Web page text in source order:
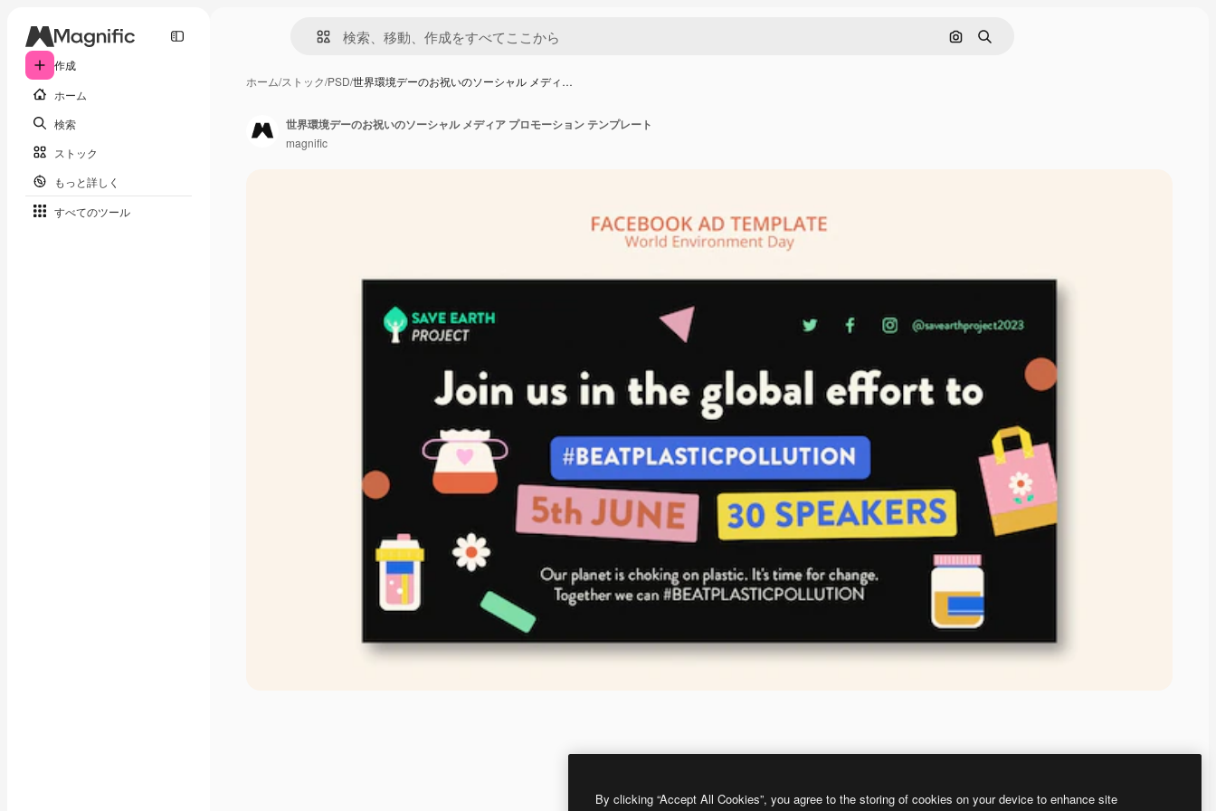
作成
ホーム
検索
ストック
もっと詳しく
すべてのツール
画像で検索
検索
ホーム/ストック/PSD/世界環境デーのお祝いのソーシャル メディ…
世界環境デーのお祝いのソーシャル メディア プロモーション テンプレート
magnific
By clicking “Accept All Cookies”, you agree to the storing of cookies on your device to enhance site